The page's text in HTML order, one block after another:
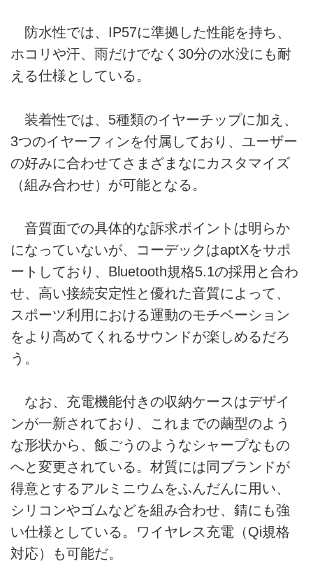
防水性では、IP57に準拠した性能を持ち、
ホコリや汗、雨だけでなく30分の水没にも耐
える仕様としている。
装着性では、5種類のイヤーチップに加え、
3つのイヤーフィンを付属しており、ユーザー
の好みに合わせてさまざまなにカスタマイズ
（組み合わせ）が可能となる。
音質面での具体的な訴求ポイントは明らか
になっていないが、コーデックはaptXをサポ
ートしており、Bluetooth規格5.1の採用と合わ
せ、高い接続安定性と優れた音質によって、
スポーツ利用における運動のモチベーション
をより高めてくれるサウンドが楽しめるだろ
う。
なお、充電機能付きの収納ケースはデザイ
ンが一新されており、これまでの繭型のよう
な形状から、飯ごうのようなシャープなもの
へと変更されている。材質には同ブランドが
得意とするアルミニウムをふんだんに用い、
シリコンやゴムなどを組み合わせ、錆にも強
い仕様としている。ワイヤレス充電（Qi規格
対応）も可能だ。